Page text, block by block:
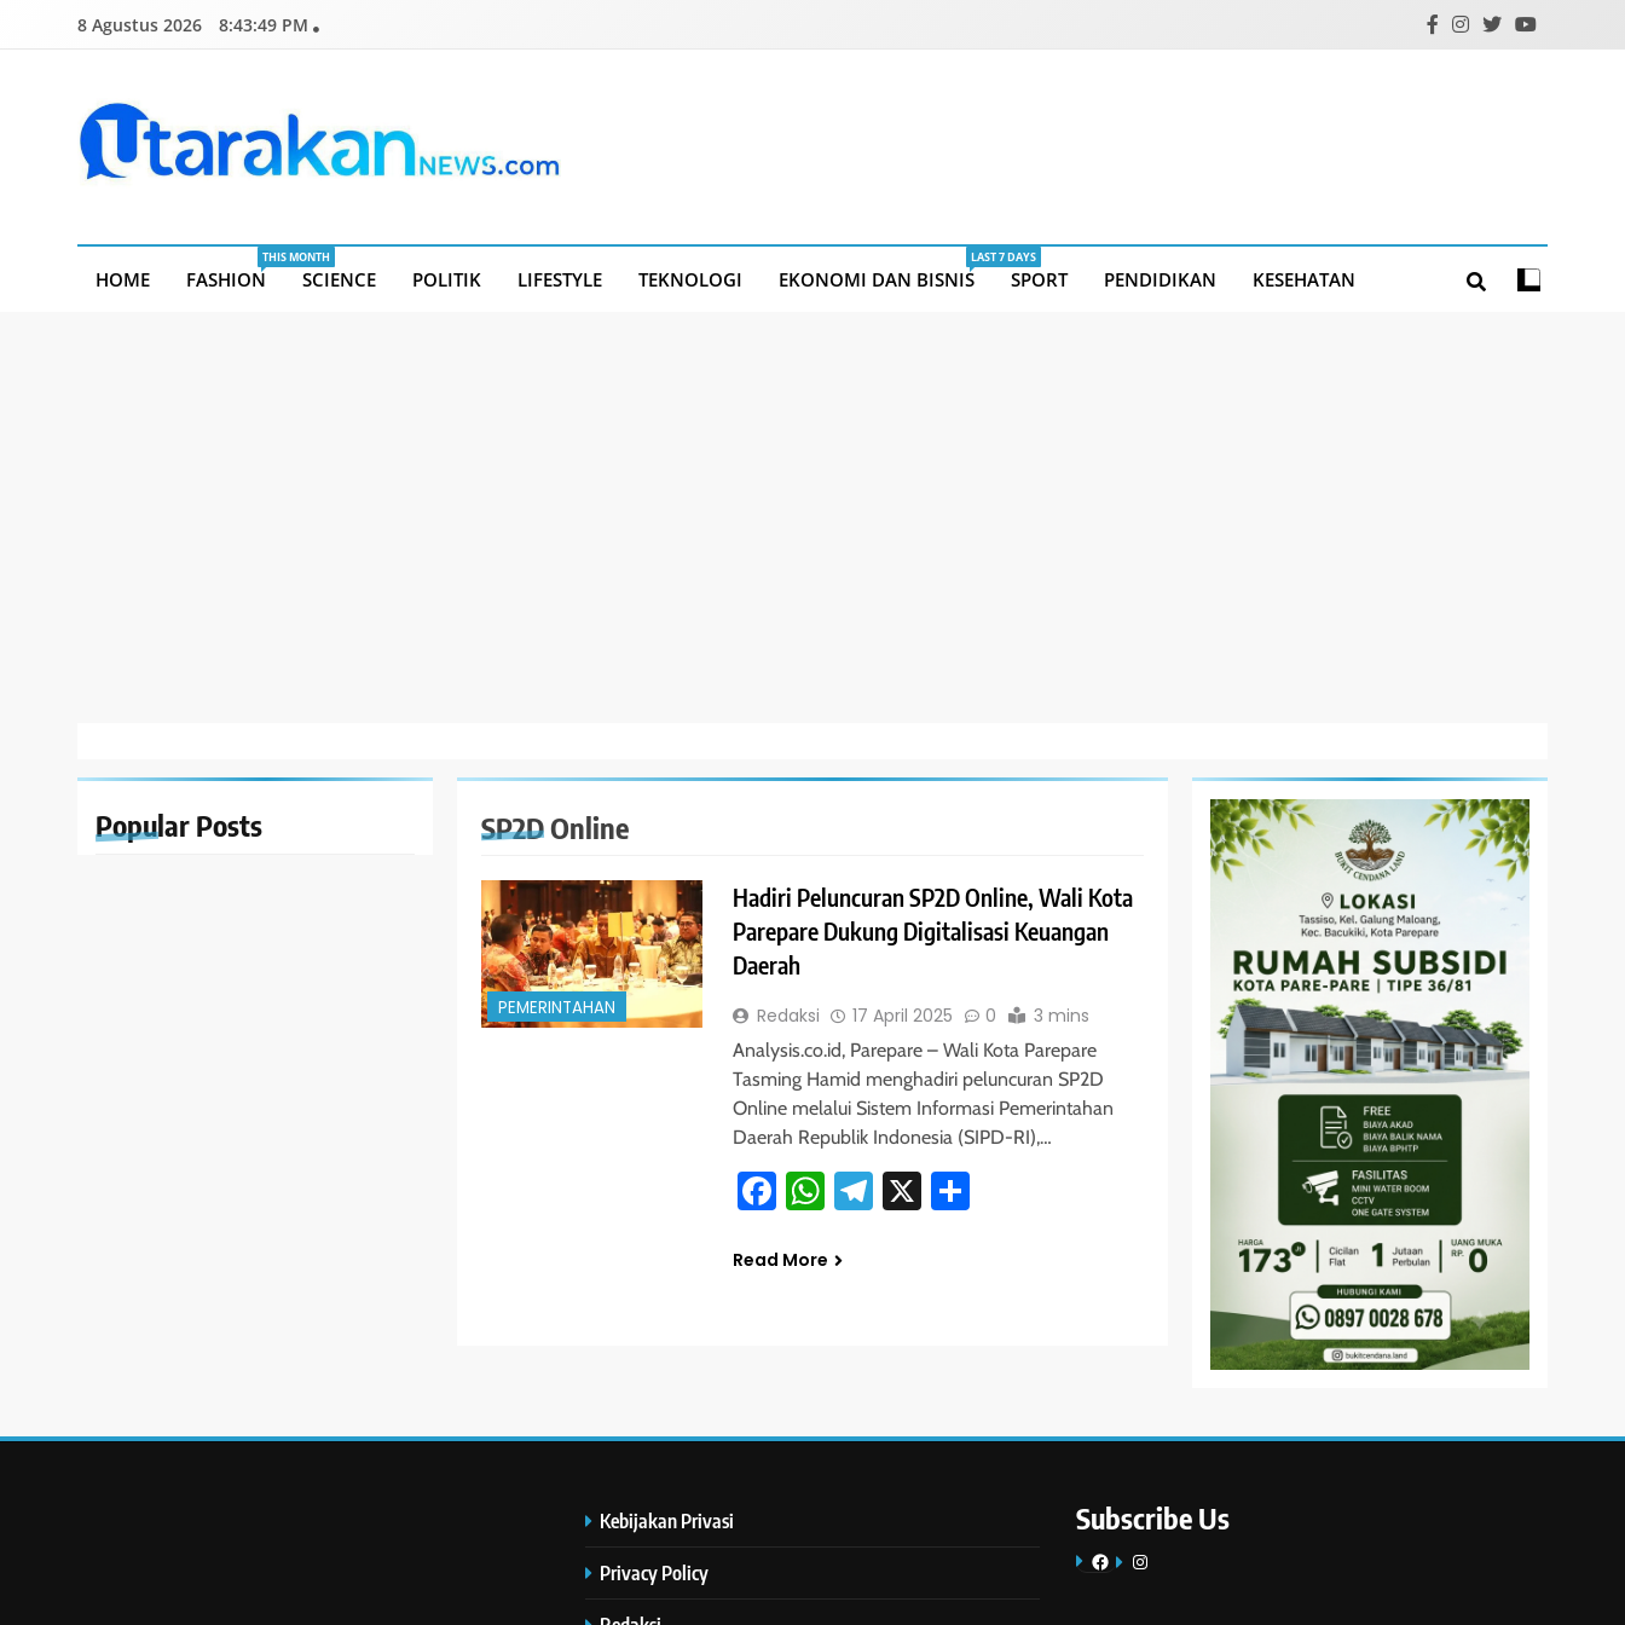
8 Agustus 2026 8:43:50 PM
HOME FASHION
THIS MONTH
SCIENCE POLITIK LIFESTYLE TEKNOLOGI EKONOMI DAN BISNIS
LAST 7 DAYS
SPORT PENDIDIKAN KESEHATAN
Popular Posts SP2D Online
PEMERINTAHAN
Hadiri Peluncuran SP2D Online, Wali Kota
Parepare Dukung Digitalisasi Keuangan
Daerah
Redaksi 17 April 2025 0 3 mins
Analysis.co.id, Parepare – Wali Kota Parepare
Tasming Hamid menghadiri peluncuran SP2D
Online melalui Sistem Informasi Pemerintahan
Daerah Republik Indonesia (SIPD-RI),…
Facebook
WhatsApp
Telegram
X Share
Read More
Kebijakan Privasi
Privacy Policy
Subscribe Us
FacebookInstagram